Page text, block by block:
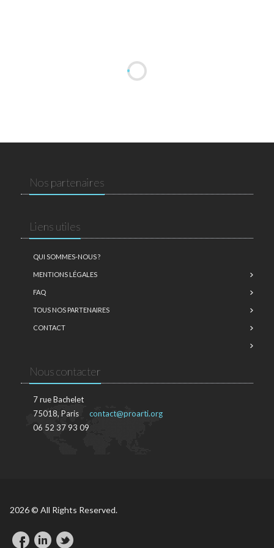
Nos partenaires
Liens utiles
QUI SOMMES-NOUS ?
MENTIONS LÉGALES
FAQ
TOUS NOS PARTENAIRES
CONTACT
Nous contacter
7 rue Bachelet
75018, Paris
06 52 37 93 09
contact@proarti.org
2026 © All Rights Reserved.